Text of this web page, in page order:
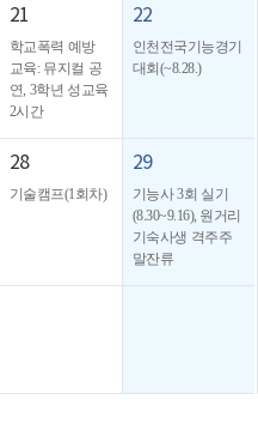
21
학교폭력 예방
교육: 뮤지컬 공
연, 3학년 성교육
2시간
22
인천전국기능경기
대회(~8.28.)
28
기술캠프(1회차)
29
기능사 3회 실기
(8.30~9.16), 원거리
기숙사생 격주주
말잔류